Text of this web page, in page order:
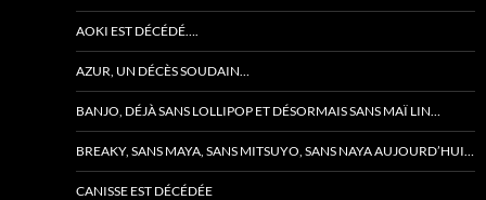
AOKI EST DÉCÉDÉ….
AZUR, UN DÉCÈS SOUDAIN…
BANJO, DÉJÀ SANS LOLLIPOP ET DÉSORMAIS SANS MAÏ LIN…
BREAKY, SANS MAYA, SANS MITSUYO, SANS NAYA AUJOURD’HUI…
CANISSE EST DÉCÉDÉE